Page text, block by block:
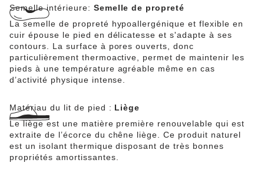
Semelle intérieure: Semelle de propreté
La semelle de propreté hypoallergénique et flexible en
cuir épouse le pied en délicatesse et s'adapte à ses
contours. La surface à pores ouverts, donc
particulièrement thermoactive, permet de maintenir les
pieds à une température agréable même en cas
d’activité physique intense.
Matériau du lit de pied : Liège
Le liège est une matière première renouvelable qui est
extraite de l’écorce du chêne liège. Ce produit naturel
est un isolant thermique disposant de très bonnes
propriétés amortissantes.